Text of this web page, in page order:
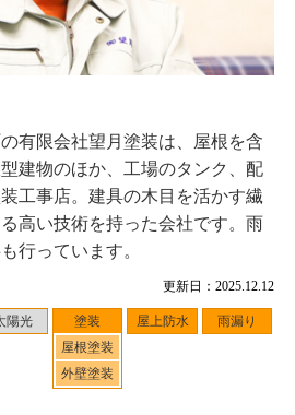
更新日：2025.12.12
陽光
塗装
屋根塗装
外壁塗装
屋上防水 雨漏り
有限会社望月塗装は、屋根を含
建物のほか、工場のタンク、配
工事店。建具の木目を活かす繊
高い技術を持った会社です。雨
行っています。